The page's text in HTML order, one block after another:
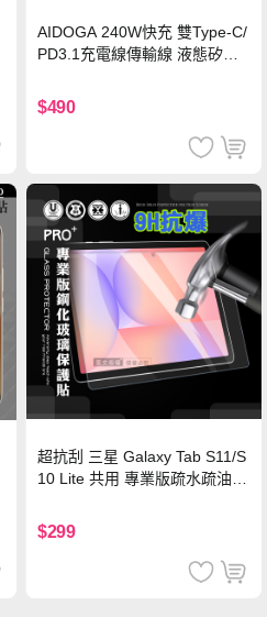
AIDOGA 240W快充 雙Type-C/
PD3.1充電線傳輸線 液態矽膠
機/平板/筆電
$490
超抗刮 三星 Galaxy Tab S11/S
10 Lite 共用 專業版疏水疏油9
$299